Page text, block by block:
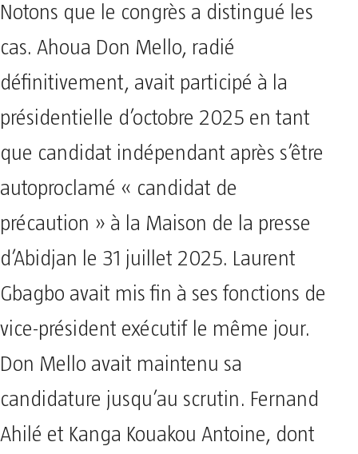
Notons que le congrès a distingué les
cas. Ahoua Don Mello, radié
définitivement, avait participé à la
présidentielle d’octobre 2025 en tant
que candidat indépendant après s’être
autoproclamé « candidat de
précaution » à la Maison de la presse
d’Abidjan le 31 juillet 2025. Laurent
Gbagbo avait mis fin à ses fonctions de
vice-président exécutif le même jour.
Don Mello avait maintenu sa
candidature jusqu’au scrutin. Fernand
Ahilé et Kanga Kouakou Antoine, dont